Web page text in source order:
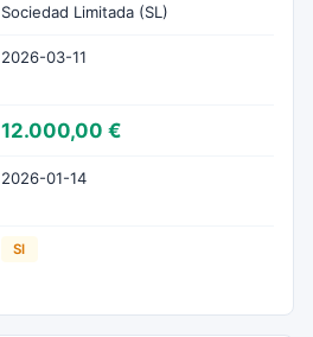
Sociedad Limitada (SL)
2026-03-11
12.000,00 €
2026-01-14
SI